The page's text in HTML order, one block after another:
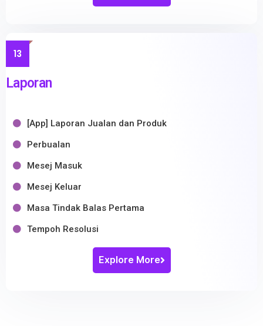
13
Laporan
[App] Laporan Jualan dan Produk
Perbualan
Mesej Masuk
Mesej Keluar
Masa Tindak Balas Pertama
Tempoh Resolusi
Explore More